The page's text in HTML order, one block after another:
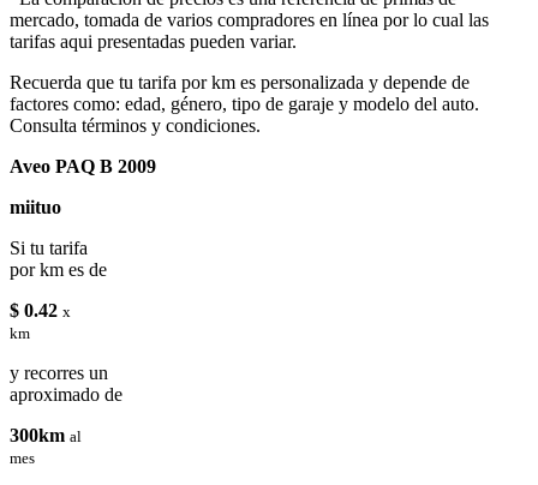
mercado, tomada de varios compradores en línea por lo cual las
tarifas aqui presentadas pueden variar.
Recuerda que tu tarifa por km es personalizada y depende de
factores como: edad, género, tipo de garaje y modelo del auto.
Consulta términos y condiciones.
Aveo PAQ B 2009
miituo
Si tu tarifa
por km es de
$ 0.42 x
km
y recorres un
aproximado de
300km al
mes